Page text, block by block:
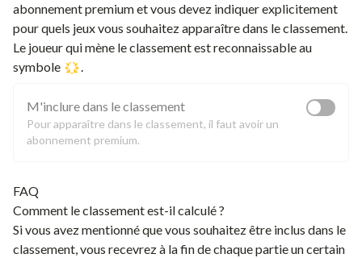
abonnement premiumet vous devez indiquer explicitement
pour quels jeux vous souhaitez apparaître dans le classement.
Le joueur qui mène le classement est reconnaissable au
symbole
.
M'inclure dans le classement
Pour apparaître dans le classement, il faut avoir un
abonnement premium.
FAQ
Comment le classement est-il calculé ?
Si vous avez mentionné que vous souhaitez être inclus dans le
classement, vous recevrez à la fin de chaque partie un certain